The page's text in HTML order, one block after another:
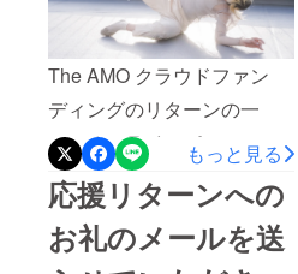
き出してくれて、そこでま
た新しい何かが生まれるの
もアートの楽しみ方の一つ
でもあるのだなとしみじみ
と感じていました、、、ク
ラウドファンディングのリ
ターンでオンラインパ
フォーマンスを選択してく
The AMO クラウドファン
ディングのリターンの一
つ、オンラインパフォーマ
ンス "Giselle" の映像公開
ページが完成しました！
♡https://teket.jp/3477/12314
もっと見る
応援リターンへの
お礼のメールを送